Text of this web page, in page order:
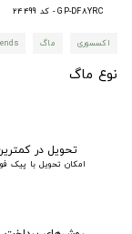
GP-DF8YRC - کد 24499
اکسسوری ماگ
نوع ماگ
تحویل در
امکان تحویل با پیک